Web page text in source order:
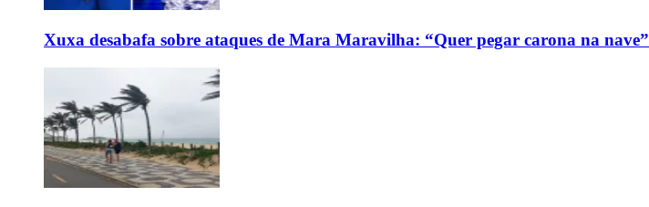
Xuxa desabafa sobre ataques de Mara Maravilha: “Quer pegar carona na nave”